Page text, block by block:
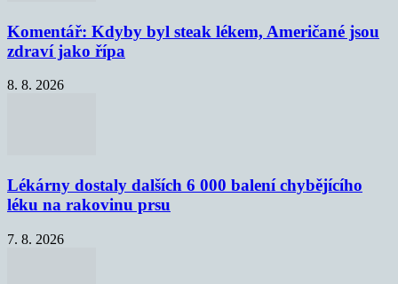
Komentář: Kdyby byl steak lékem, Američané jsou
zdraví jako řípa
8. 8. 2026
Lékárny dostaly dalších 6 000 balení chybějícího
léku na rakovinu prsu
7. 8. 2026